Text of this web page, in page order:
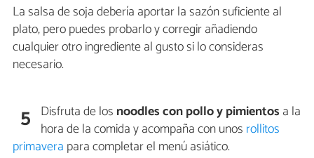
La salsa de soja debería aportar la sazón suficiente al
plato, pero puedes probarlo y corregir añadiendo
cualquier otro ingrediente al gusto si lo consideras
necesario.
5 Disfruta de los noodles con pollo y pimientos a la
hora de la comida y acompaña con unos rollitos
primavera para completar el menú asiático.